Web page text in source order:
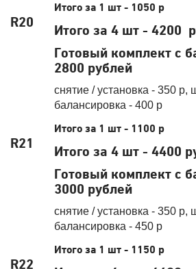
R20
Итого за 1 шт - 1050 р
Итого за 4 шт - 4200
Готовый комплект с
2800 рублей
R21
снятие / установка - 350
балансировка - 400 р
Итого за 1 шт - 1100 р
Итого за 4 шт - 4400
Готовый комплект с
3000 рублей
R22
снятие / установка - 350
балансировка - 450 р
Итого за 1 шт - 1150 р